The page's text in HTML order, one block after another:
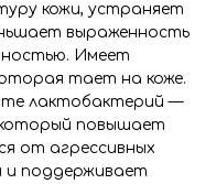
кожи, устраняет
выраженность
Имеет
тает на коже.
лактобактерий —
повышает
от агрессивных
поддерживает